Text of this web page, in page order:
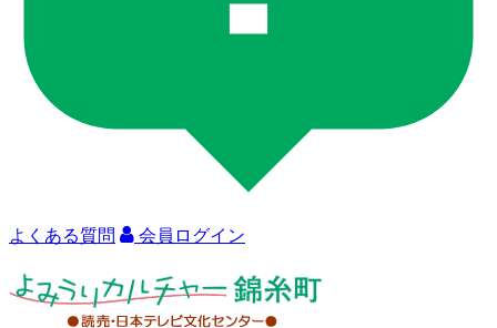
よくある質問 会員ログイン